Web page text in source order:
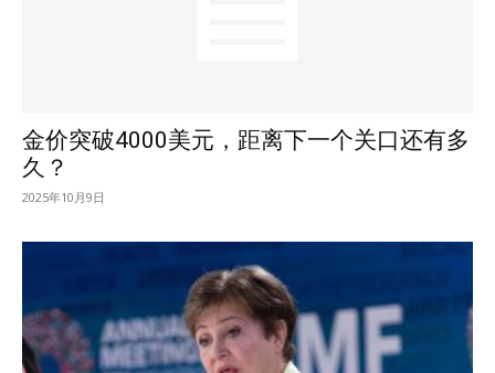
金价突破4000美元，距离下一个关口还有多
久？
2025年10月9日